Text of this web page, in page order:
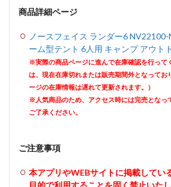
商品詳細ページ
ノースフェイス ランダー6
ーム型テント 6人用 キャンプ アウト
※実際の商品ページに進んで在庫確認を行って
は、現在在庫切れまたは販売期間外となってお
ージの在庫情報は遅れて更新されます。）
※人気商品のため、アクセス時には完売となっ
ご了承ください。
ご注意事項
本アプリやWEBサイトに掲載してい
目的で利用することを固く禁止いたし